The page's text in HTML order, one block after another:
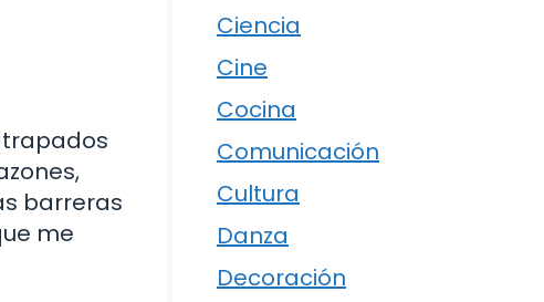
barreras
me
Ciencia
Cine
Cocina
Comunicación
Cultura
Danza
Decoración